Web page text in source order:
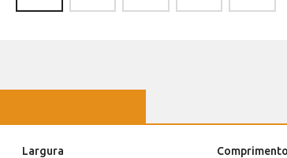
Largura Comprimento